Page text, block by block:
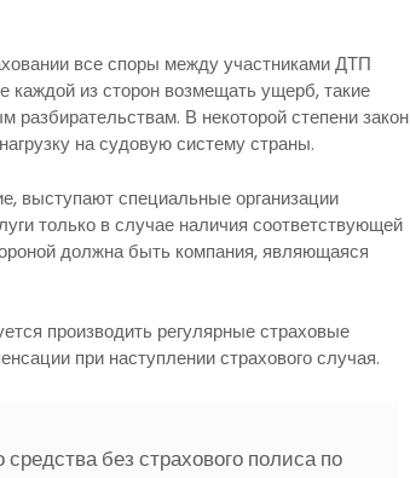
все споры между участниками ДТП
каждой из сторон возмещать ущерб, такие
В некоторой степени закон
на судовую систему страны.
выступают специальные организации
только в случае наличия соответствующей
должна быть компания, являющаяся
производить регулярные страховые
при наступлении страхового случая.
без страхового полиса по